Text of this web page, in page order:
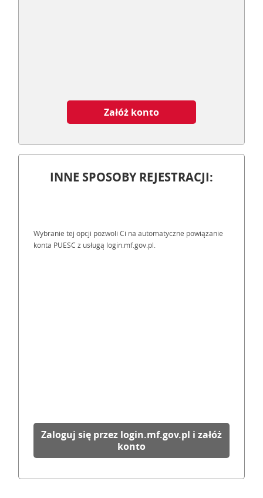
Załóż konto
INNE SPOSOBY REJESTRACJI:
Wybranie tej opcji pozwoli Ci na automatyczne powiązanie
konta PUESC z usługą login.mf.gov.pl.
Zaloguj się przez login.mf.gov.pl i załóż
konto